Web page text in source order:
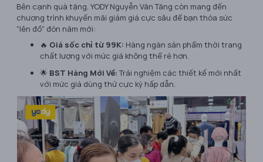
Bên cạnh quà tặng, YODY Nguyễn Văn Tăng còn mang đến
chương trình khuyến mãi giảm giá cực sâu để bạn thỏa sức
"lên đồ" đón năm mới:
🔥 Giá sốc chỉ từ 99K: Hàng ngàn sản phẩm thời trang
chất lượng với mức giá không thể rẻ hơn.
🌟 BST Hàng Mới Về:Trải nghiệm các thiết kế mới nhất
với mức giá dùng thử cực kỳ hấp dẫn.